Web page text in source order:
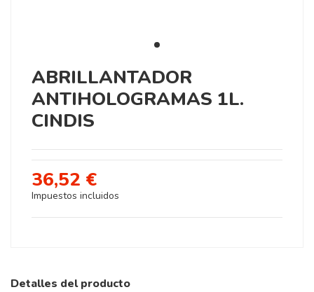
ABRILLANTADOR
ANTIHOLOGRAMAS 1L.
CINDIS
36,52 €
Impuestos incluidos
Detalles del producto